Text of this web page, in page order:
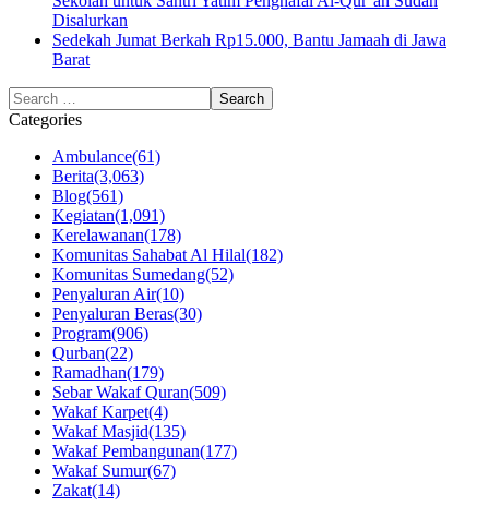
Disalurkan
Sedekah Jumat Berkah Rp15.000, Bantu Jamaah di Jawa
Barat
Categories
Ambulance(61)
Berita(3,063)
Blog(561)
Kegiatan(1,091)
Kerelawanan(178)
Komunitas Sahabat Al Hilal(182)
Komunitas Sumedang(52)
Penyaluran Air(10)
Penyaluran Beras(30)
Program(906)
Qurban(22)
Ramadhan(179)
Sebar Wakaf Quran(509)
Wakaf Karpet(4)
Wakaf Masjid(135)
Wakaf Pembangunan(177)
Wakaf Sumur(67)
Zakat(14)